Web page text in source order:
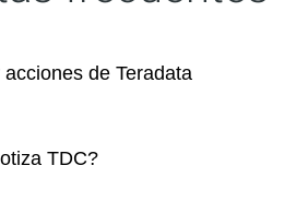
de Teradata
TDC?